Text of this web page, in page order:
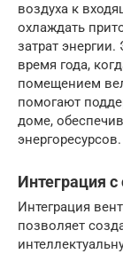
воздуха к
охлаждать
затрат
время года,
помещением
помогают
доме,
энергоресурсов.
Интеграция
Интеграция
позволяет